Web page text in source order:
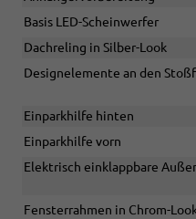
Basis LED-Scheinwerfer
Dachreling in Silber-Look
Designelemente an den
Einparkhilfe hinten
Einparkhilfe vorn
Elektrisch einklappbare
Fensterrahmen in Chrom-